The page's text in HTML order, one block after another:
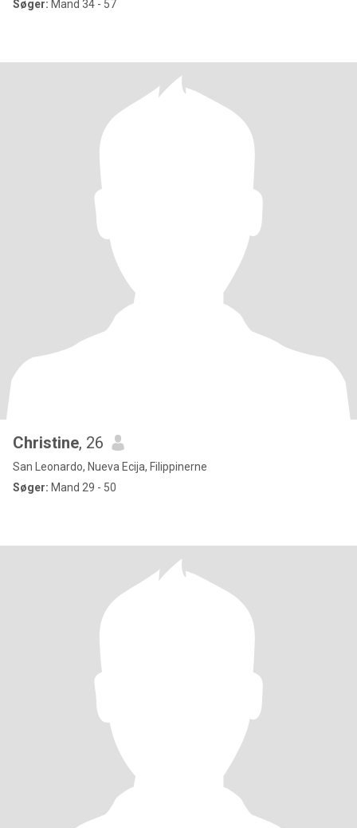
Søger: Mand 34 - 57
Christine, 26
San Leonardo, Nueva Ecija, Filippinerne
Søger: Mand 29 - 50